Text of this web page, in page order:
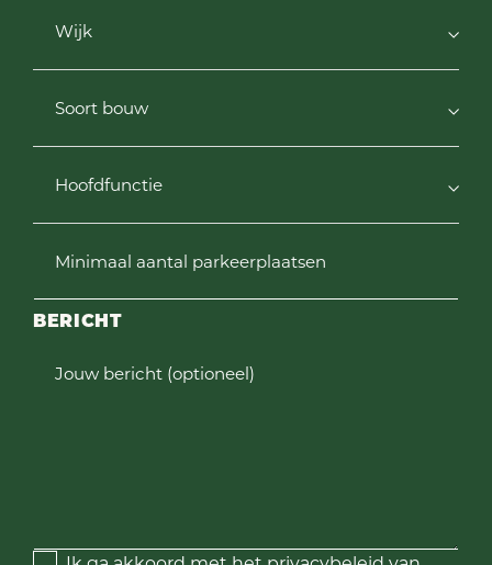
Wijk
Soort bouw
Hoofdfunctie
Minimaal aantal parkeerplaatsen
BERICHT
Jouw bericht (optioneel)